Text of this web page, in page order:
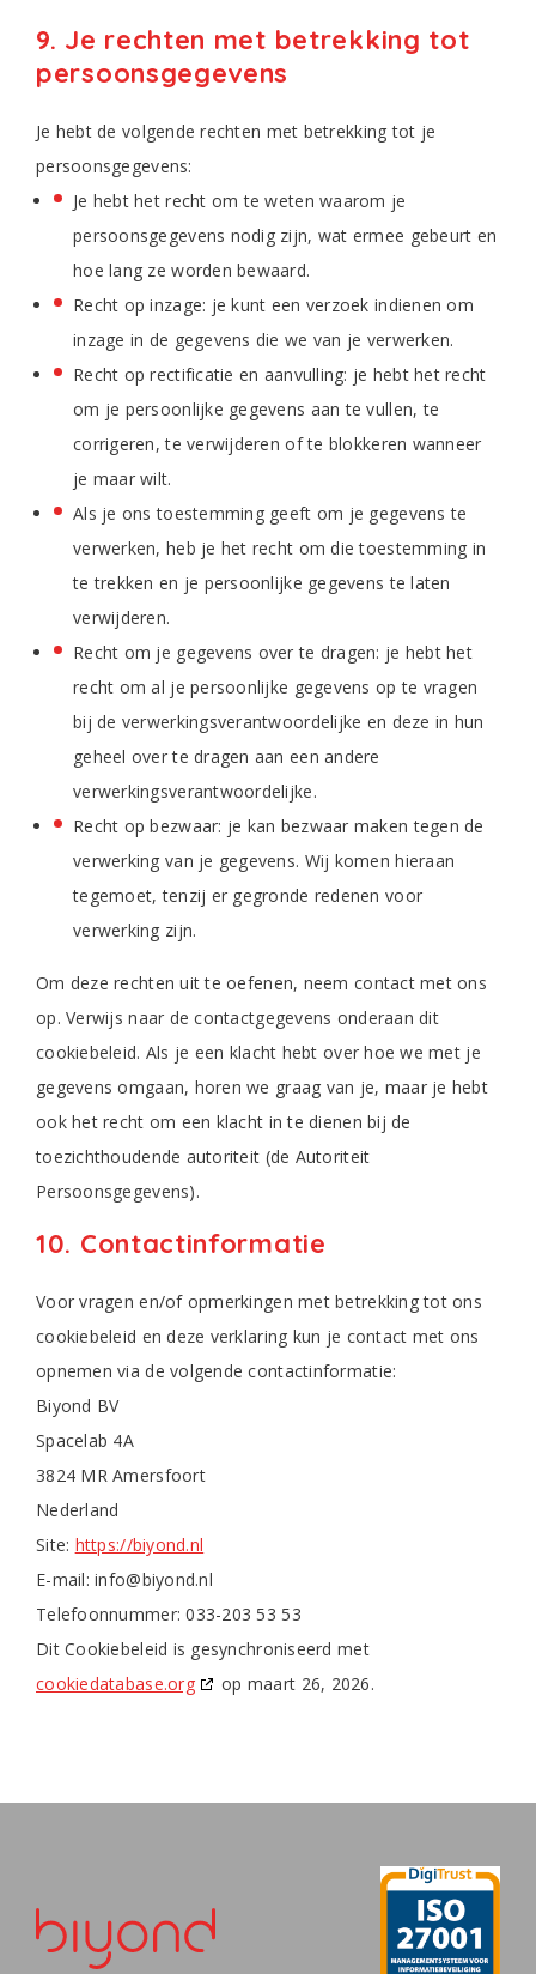
9. Je rechten met betrekking tot
persoonsgegevens
Je hebt de volgende rechten met betrekking tot je
persoonsgegevens:
Je hebt het recht om te weten waarom je
persoonsgegevens nodig zijn, wat ermee gebeurt en
hoe lang ze worden bewaard.
Recht op inzage: je kunt een verzoek indienen om
inzage in de gegevens die we van je verwerken.
Recht op rectificatie en aanvulling: je hebt het recht
om je persoonlijke gegevens aan te vullen, te
corrigeren, te verwijderen of te blokkeren wanneer
je maar wilt.
Als je ons toestemming geeft om je gegevens te
verwerken, heb je het recht om die toestemming in
te trekken en je persoonlijke gegevens te laten
verwijderen.
Recht om je gegevens over te dragen: je hebt het
recht om al je persoonlijke gegevens op te vragen
bij de verwerkingsverantwoordelijke en deze in hun
geheel over te dragen aan een andere
verwerkingsverantwoordelijke.
Recht op bezwaar: je kan bezwaar maken tegen de
verwerking van je gegevens. Wij komen hieraan
tegemoet, tenzij er gegronde redenen voor
verwerking zijn.
Om deze rechten uit te oefenen, neem contact met ons
op. Verwijs naar de contactgegevens onderaan dit
cookiebeleid. Als je een klacht hebt over hoe we met je
gegevens omgaan, horen we graag van je, maar je hebt
ook het recht om een klacht in te dienen bij de
toezichthoudende autoriteit (de Autoriteit
Persoonsgegevens).
10. Contactinformatie
Voor vragen en/of opmerkingen met betrekking tot ons
cookiebeleid en deze verklaring kun je contact met ons
opnemen via de volgende contactinformatie:
Biyond BV
Spacelab 4A
3824 MR Amersfoort
Nederland
Site: https://biyond.nl
E-mail:info@biyond.nl
Telefoonnummer: 033-203 53 53
Dit Cookiebeleid is gesynchroniseerd met
cookiedatabase.org
op maart 26, 2026.